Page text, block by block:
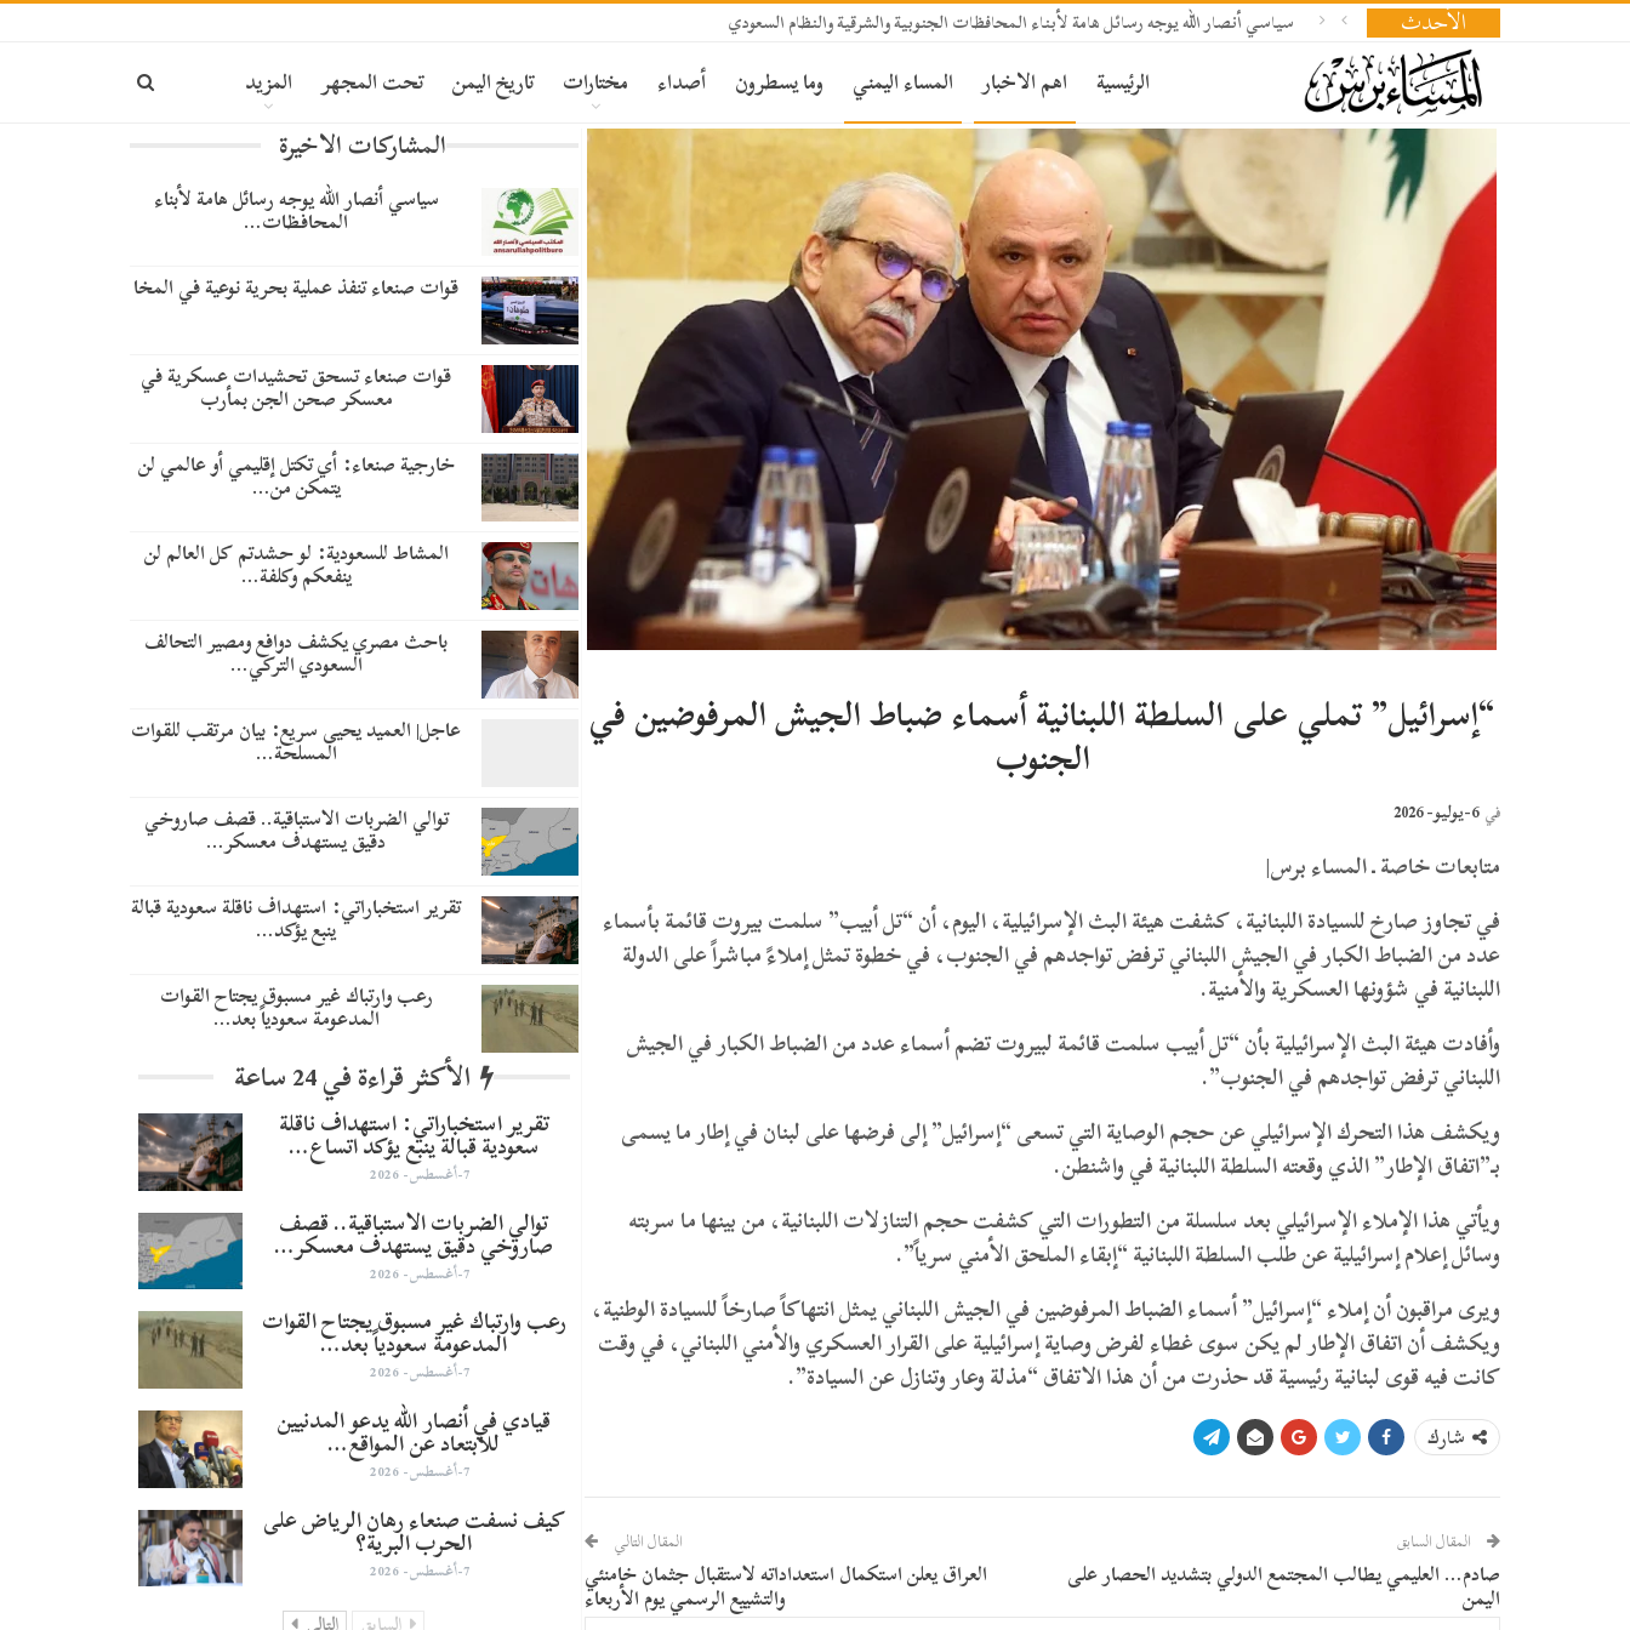
الأحدث سياسي أنصار الله يوجه رسائل هامة لأبناء المحافظات الجنوبية والشرقية والنظام السعودي
الرئيسية اهم الاخبار المساء اليمني وما يسطرون أصداء مختارات تاريخ اليمن تحت المجهر المزيد
“إسرائيل” تملي على السلطة اللبنانية أسماء ضباط الجيش المرفوضين في
الجنوب
في 6-يوليو- 2026
متابعات خاصة ـ المساء برس|
في تجاوز صارخ للسيادة اللبنانية، كشفت هيئة البث الإسرائيلية، اليوم، أن “تل أبيب” سلمت بيروت قائمة بأسماء
عدد من الضباط الكبار في الجيش اللبناني ترفض تواجدهم في الجنوب، في خطوة تمثل إملاءً مباشراً على الدولة
اللبنانية في شؤونها العسكرية والأمنية.
وأفادت هيئة البث الإسرائيلية بأن “تل أبيب سلمت قائمة لبيروت تضم أسماء عدد من الضباط الكبار في الجيش
اللبناني ترفض تواجدهم في الجنوب”.
ويكشف هذا التحرك الإسرائيلي عن حجم الوصاية التي تسعى “إسرائيل” إلى فرضها على لبنان في إطار ما يسمى
بـ”اتفاق الإطار” الذي وقعته السلطة اللبنانية في واشنطن.
ويأتي هذا الإملاء الإسرائيلي بعد سلسلة من التطورات التي كشفت حجم التنازلات اللبنانية، من بينها ما سربته
وسائل إعلام إسرائيلية عن طلب السلطة اللبنانية “إبقاء الملحق الأمني سرياً”.
ويرى مراقبون أن إملاء “إسرائيل” أسماء الضباط المرفوضين في الجيش اللبناني يمثل انتهاكاً صارخاً للسيادة الوطنية،
ويكشف أن اتفاق الإطار لم يكن سوى غطاء لفرض وصاية إسرائيلية على القرار العسكري والأمني اللبناني، في وقت
كانت فيه قوى لبنانية رئيسية قد حذرت من أن هذا الاتفاق “مذلة وعار وتنازل عن السيادة”.
شارك
المقال السابق
صادم… العليمي يطالب المجتمع الدولي بتشديد الحصار على
اليمن
المقال التالي
العراق يعلن استكمال استعداداته لاستقبال جثمان خامنئي
والتشييع الرسمي يوم الأربعاء
المشاركات الاخيرة
سياسي أنصار الله يوجه رسائل هامة لأبناء
المحافظات…
قوات صنعاء تنفذ عملية بحرية نوعية في المخا
قوات صنعاء تسحق تحشيدات عسكرية في
معسكر صحن الجن بمأرب
خارجية صنعاء: أي تكتل إقليمي أو عالمي لن
يتمكن من…
المشاط للسعودية: لو حشدتم كل العالم لن
ينفعكم وكلفة…
باحث مصري يكشف دوافع ومصير التحالف
السعودي التركي…
عاجل| العميد يحيى سريع: بيان مرتقب للقوات
المسلحة…
توالي الضربات الاستباقية.. قصف صاروخي
دقيق يستهدف معسكر…
تقرير استخباراتي: استهداف ناقلة سعودية قبالة
ينبع يؤكد…
رعب وارتباك غير مسبوق يجتاح القوات
المدعومة سعودياً بعد…
الأكثر قراءة في 24 ساعة
تقرير استخباراتي: استهداف ناقلة
سعودية قبالة ينبع يؤكد اتساع…
7-أغسطس- 2026
توالي الضربات الاستباقية.. قصف
صاروخي دقيق يستهدف معسكر…
7-أغسطس- 2026
رعب وارتباك غير مسبوق يجتاح القوات
المدعومة سعودياً بعد…
7-أغسطس- 2026
قيادي في أنصار الله يدعو المدنيين
للابتعاد عن المواقع…
7-أغسطس- 2026
كيف نسفت صنعاء رهان الرياض على
الحرب البرية؟
7-أغسطس- 2026